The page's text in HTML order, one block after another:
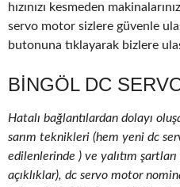
hızınızı kesmeden
servo motor sizlere güvenle
butonuna tıklayarak bizlere
BINGÖL DC
Hatalı bağlantılardan dolayı
sarım teknikleri (hem yeni dc
edilenlerinde ) ve yalıtım şartları
açıklıklar), dc servo motor